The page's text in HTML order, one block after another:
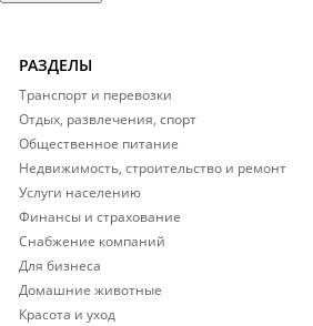
РАЗДЕЛЫ
Транспорт и перевозки
Отдых, развлечения, спорт
Общественное питание
Недвижимость, строительство и ремонт
Услуги населению
Финансы и страхование
Снабжение компаний
Для бизнеса
Домашние животные
Красота и уход